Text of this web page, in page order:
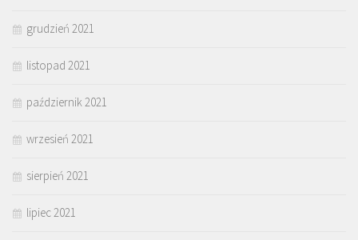
grudzień 2021
listopad 2021
październik 2021
wrzesień 2021
sierpień 2021
lipiec 2021